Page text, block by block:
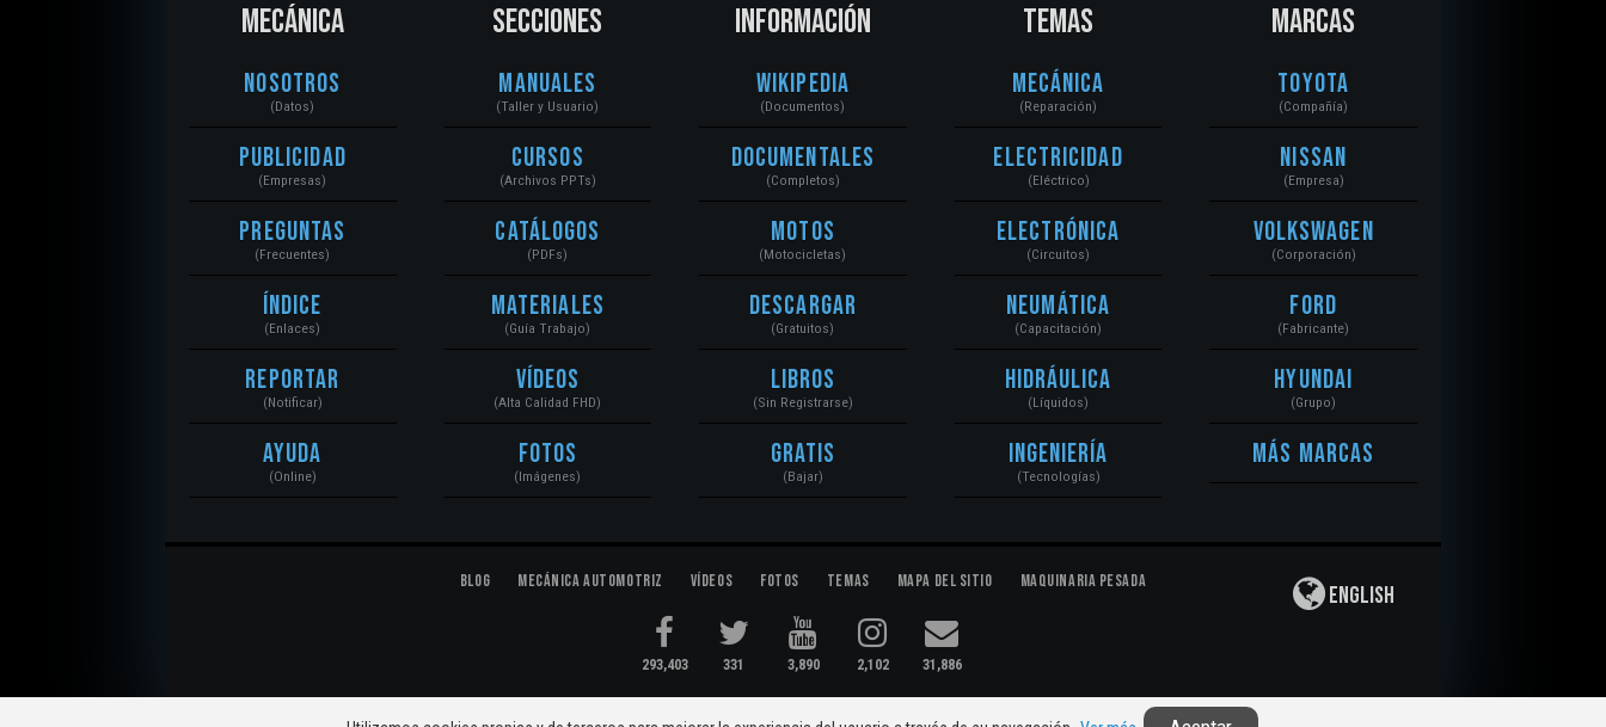
MECÁNICA
Nosotros
(Datos)
Publicidad
(Empresas)
Preguntas
(Frecuentes)
Índice
(Enlaces)
Reportar
(Notificar)
Ayuda
(Online)
SECCIONES
Manuales
(Taller y Usuario)
Cursos
(Archivos PPTs)
Catálogos
(PDFs)
Materiales
(Guía Trabajo)
Vídeos
(Alta Calidad FHD)
Fotos
(Imágenes)
INFORMACIÓN
Wikipedia
(Documentos)
Documentales
(Completos)
Motos
(Motocicletas)
Descargar
(Gratuitos)
Libros
(Sin Registrarse)
Gratis
(Bajar)
TEMAS
Mecánica
(Reparación)
Electricidad
(Eléctrico)
Electrónica
(Circuitos)
Neumática
(Capacitación)
Hidráulica
(Líquidos)
Ingeniería
(Tecnologías)
MARCAS
Toyota
(Compañía)
Nissan
(Empresa)
Volkswagen
(Corporación)
Ford
(Fabricante)
Hyundai
(Grupo)
Más Marcas
Blog Mecánica Automotriz Vídeos Fotos Temas Mapa del Sitio Maquinaria Pesada
293,403 331 3,890 2,102 31,886
English
|Derechos de Autor